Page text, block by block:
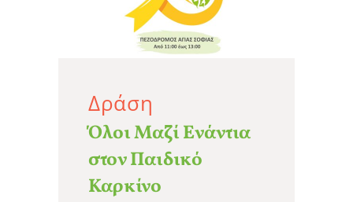
Δράση
Όλοι Μαζί Ενάντια
στον Παιδικό
Καρκίνο